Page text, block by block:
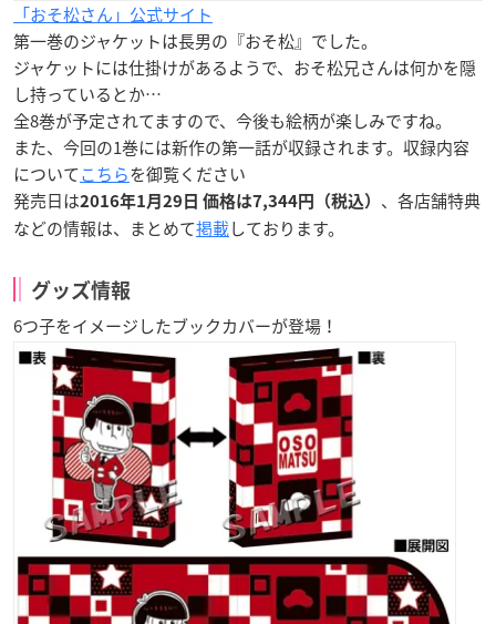
「おそ松さん」公式サイト
第一巻のジャケットは長男の『おそ松』でした。
ジャケットには仕掛けがあるようで、おそ松兄さんは何かを隠
し持っているとか…
全8巻が予定されてますので、今後も絵柄が楽しみですね。
また、 今回の1巻には新作の第一話が収録されます。 収録内容
についてこちらを御覧ください
発売日は2016年1月29日 価格は7,344円（税込） 、各店舗特典
などの情報は、まとめて掲載しております。
グッズ情報
6つ子をイメージしたブックカバーが登場！